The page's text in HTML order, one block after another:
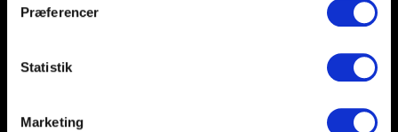
Præferencer
Statistik
Marketing